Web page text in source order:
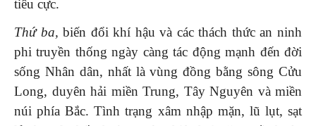
tiêu cực.
Thứ ba, biến đổi khí hậu và các thách thức an ninh
phi truyền thống ngày càng tác động mạnh đến đời
sống Nhân dân, nhất là vùng đồng bằng sông Cửu
Long, duyên hải miền Trung, Tây Nguyên và miền
núi phía Bắc. Tình trạng xâm nhập mặn, lũ lụt, sạt